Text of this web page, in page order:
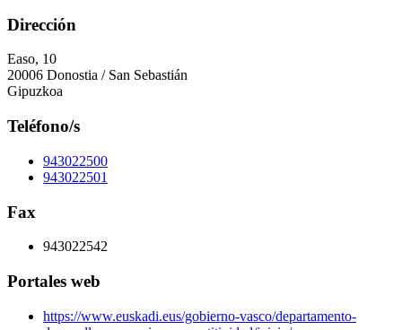
Dirección
Easo, 10
20006 Donostia / San Sebastián
Gipuzkoa
Teléfono/s
943022500
943022501
Fax
943022542
Portales web
https://www.euskadi.eus/gobierno-vasco/departamento-